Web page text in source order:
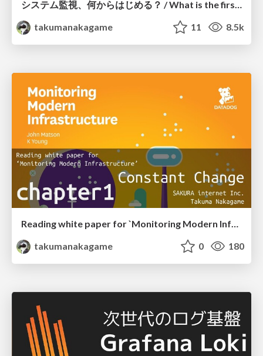
システム監視、何からはじめる？ / What is the first step for system monitoring?
takumanakagame
11 8.5k
Reading white paper for `Monitoring Modern Infrastructure` Chapter 1
takumanakagame
0 180